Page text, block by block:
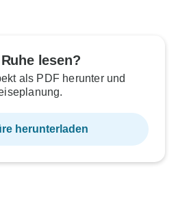
lesen?
als PDF herunter und
herunterladen